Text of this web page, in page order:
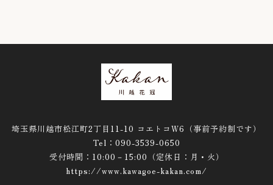
ペット
フォトウェディングの小道具
２．キャンバス
３．フォトキャンバス
埼玉県川越市松江町2丁目11-10 コエトコW6（事前予約制です）
Tel：090-3539-0650
受付時間：10:00－15:00（定休日：月・火）
https://www.kawagoe-kakan.com/